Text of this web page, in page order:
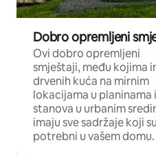
Dobro opremljeni
Ovi dobro opremljeni
smještaji, među kojima
drvenih kuća na mirnim
lokacijama u planinama i
stanova u urbanim
imaju sve sadržaje koji
potrebni u vašem domu.